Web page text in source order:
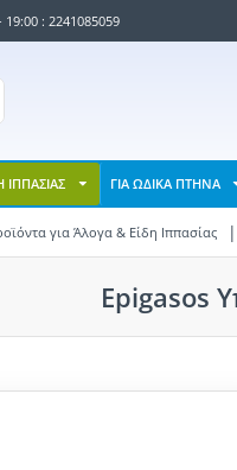
: 2241085059
ΙΠΠΑΣΙΑΣ ΓΙΑ ΩΔΙΚΑ ΠΤΗΝΑ
για Άλογα & Είδη Ιππασίας
Epigasos